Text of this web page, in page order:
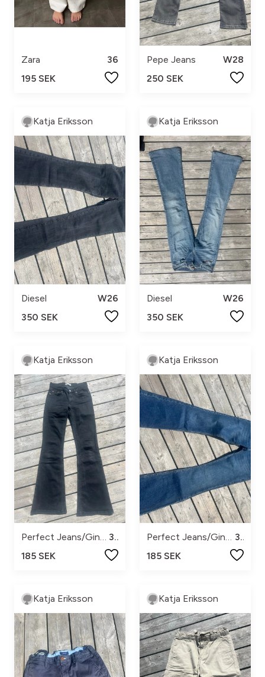
Zara
36
195 SEK
Pepe Jeans
W28
250 SEK
Katja Eriksson
Diesel
W26
350 SEK
Katja Eriksson
Diesel
W26
350 SEK
Katja Eriksson
34
185 SEK
Katja Eriksson
36
185 SEK
Katja Eriksson Katja Eriksson